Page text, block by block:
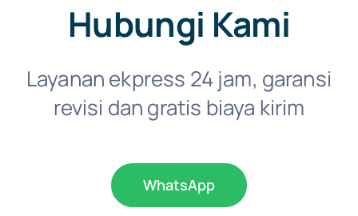
Hubungi Kami
Layanan ekpress 24 jam, garansi
revisi dan gratis biaya kirim
WhatsApp